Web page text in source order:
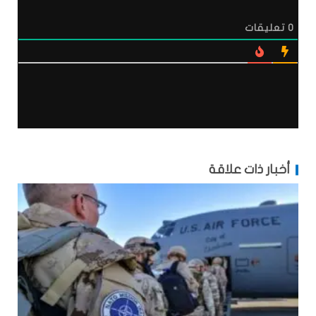
0 تعليقات
أخبار ذات علاقة